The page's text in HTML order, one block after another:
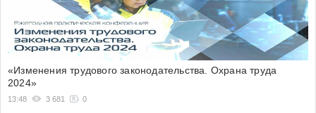
«Изменения трудового законодательства. Охрана труда
2024»
13:48 3 681 0